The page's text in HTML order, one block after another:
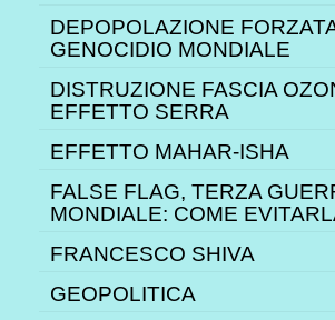
DEPOPOLAZIONE
GENOCIDIO MONDIALE
DISTRUZIONE FASCIA
EFFETTO SERRA
EFFETTO MAHAR-ISHA
FALSE FLAG, TERZA
MONDIALE: COME
FRANCESCO SHIVA
GEOPOLITICA